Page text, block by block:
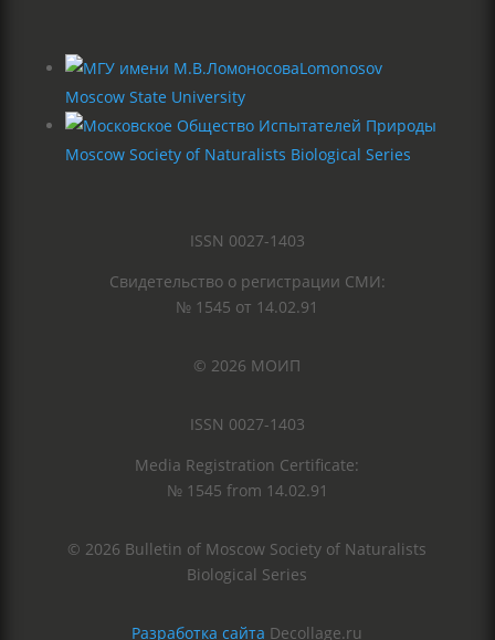
Lomonosov
Moscow State University
Moscow Society of Naturalists Biological Series
ISSN 0027-1403
Свидетельство о регистрации СМИ:
№ 1545 от 14.02.91
© 2026 МОИП
ISSN 0027-1403
Media Registration Certificate:
№ 1545 from 14.02.91
© 2026 Bulletin of Moscow Society of Naturalists
Biological Series
Разработка сайта Decollage.ru